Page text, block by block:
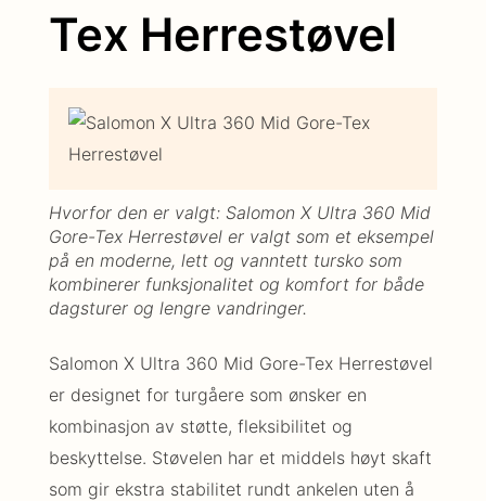
Tex Herrestøvel
Hvorfor den er valgt: Salomon X Ultra 360 Mid
Gore-Tex Herrestøvel er valgt som et eksempel
på en moderne, lett og vanntett tursko som
kombinerer funksjonalitet og komfort for både
dagsturer og lengre vandringer.
Salomon X Ultra 360 Mid Gore-Tex Herrestøvel
er designet for turgåere som ønsker en
kombinasjon av støtte, fleksibilitet og
beskyttelse. Støvelen har et middels høyt skaft
som gir ekstra stabilitet rundt ankelen uten å